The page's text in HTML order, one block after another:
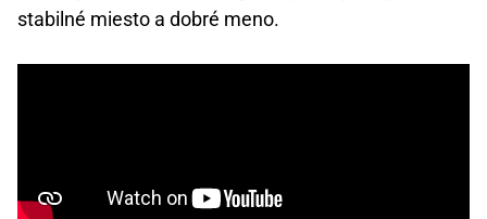
stabilné miesto a dobré meno.